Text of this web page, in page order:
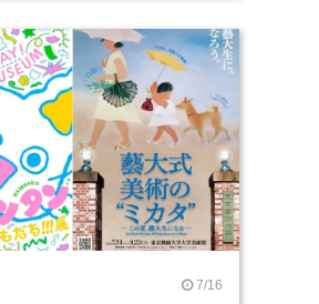
7/16